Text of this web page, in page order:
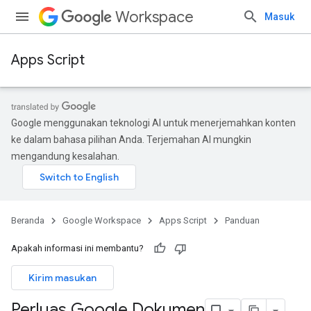
Workspace Masuk
Apps Script
Google menggunakan teknologi AI untuk menerjemahkan konten
ke dalam bahasa pilihan Anda. Terjemahan AI mungkin
mengandung kesalahan.
Beranda Google Workspace Apps Script Panduan
Apakah informasi ini membantu?
Kirim masukan